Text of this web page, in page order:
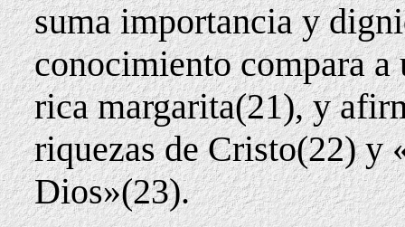
suma importancia y
conocimiento compara a
rica margarita(21), y
riquezas de Cristo(22) y
Dios»(23).